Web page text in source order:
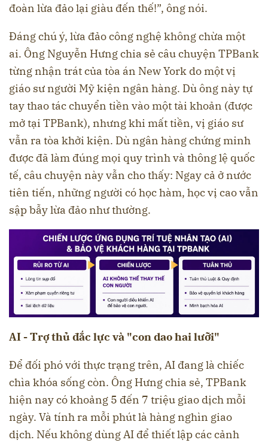
đoàn lừa đảo lại giàu đến thế!”, ông nói.
Đáng chú ý, lừa đảo công nghệ không chừa một
ai. Ông Nguyễn Hưng chia sẻ câu chuyện TPBank
từng nhận trát của tòa án New York do một vị
giáo sư người Mỹ kiện ngân hàng. Dù ông này tự
tay thao tác chuyển tiền vào một tài khoản (được
mở tại TPBank), nhưng khi mất tiền, vị giáo sư
vẫn ra tòa khởi kiện. Dù ngân hàng chứng minh
được đã làm đúng mọi quy trình và thông lệ quốc
tế, câu chuyện này vẫn cho thấy: Ngay cả ở nước
tiên tiến, những người có học hàm, học vị cao vẫn
sập bẫy lừa đảo như thường.
AI - Trợ thủ đắc lực và "con dao hai lưỡi"
Để đối phó với thực trạng trên, AI đang là chiếc
chìa khóa sống còn. Ông Hưng chia sẻ, TPBank
hiện nay có khoảng 5 đến 7 triệu giao dịch mỗi
ngày. Và tính ra mỗi phút là hàng nghìn giao
dịch. Nếu không dùng AI để thiết lập các cảnh